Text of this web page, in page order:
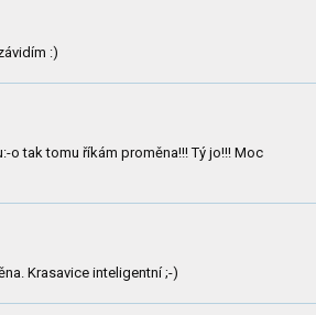
:)
o tak tomu říkám proměna!!! Tý jo!!! Moc
Krasavice inteligentní ;-)